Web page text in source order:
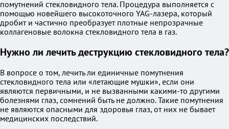
помутнений стекловидного тела. Процедура выполняется с
помощью новейшего высокоточного YAG-лазера, который
дробит и частично преобразует плотные непрозрачные
коллагеновые волокна стекловидного тела в газ.
Нужно ли лечить деструкцию стекловидного тела?
В вопросе о том, лечить ли единичные помутнения
стекловидного тела или «летающие мушки», если они
являются первичными, и не вызванными какими-то другими
болезнями глаз, сомнений быть не должно. Такие помутнения
не являются опасными для здоровья глаз, от них не бывает
медицинских последствий.